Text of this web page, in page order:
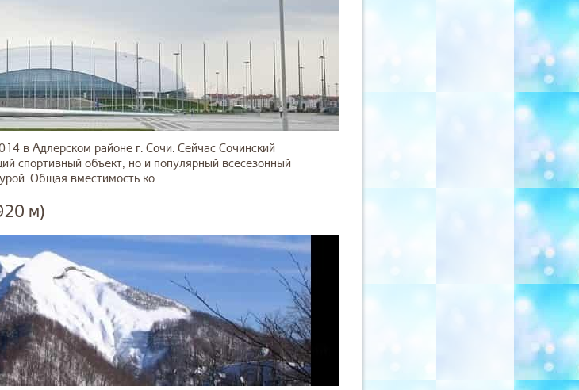
в Адлерском районе г. Сочи. Сейчас Сочинский
спортивный объект, но и популярный всесезонный
Общая вместимость ко ...
м)